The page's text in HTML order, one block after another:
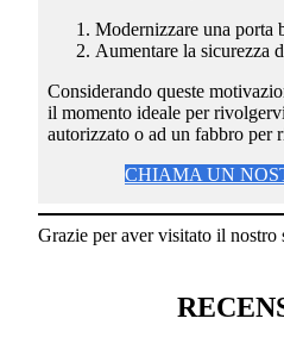
Modernizzare una porta
Aumentare la sicurezza
Considerando queste
il momento ideale per
autorizzato o ad un fabbro per
CHIAMA UN
Grazie per aver visitato il nostro